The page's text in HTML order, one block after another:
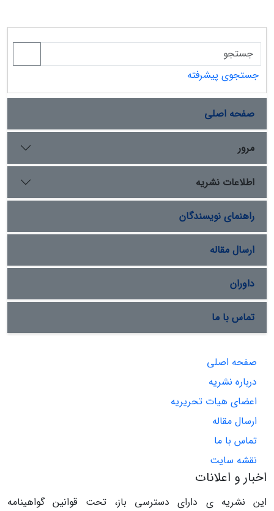
جستجوی پیشرفته
صفحه اصلی
مرور
اطلاعات نشریه
راهنمای نویسندگان
ارسال مقاله
داوران
تماس با ما
صفحه اصلی
درباره نشریه
اعضای هیات تحریریه
ارسال مقاله
تماس با ما
نقشه سایت
اخبار و اعلانات
این نشریه ی دارای دسترسی باز، تحت قوانین گواهینامه